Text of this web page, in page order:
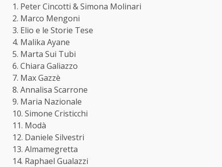
1. Peter Cincotti & Simona Molinari
2. Marco Mengoni
3. Elio e le Storie Tese
4. Malika Ayane
5. Marta Sui Tubi
6. Chiara Galiazzo
7. Max Gazzè
8. Annalisa Scarrone
9. Maria Nazionale
10. Simone Cristicchi
11. Modà
12. Daniele Silvestri
13. Almamegretta
14. Raphael Gualazzi